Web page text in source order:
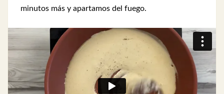
minutos más y apartamos del fuego.